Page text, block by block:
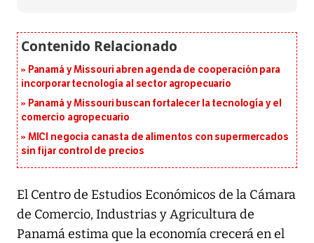
Panamá y Missouri abren agenda de cooperación para
incorporar tecnología al sector agropecuario
Panamá y Missouri buscan fortalecer la tecnología y el
comercio agropecuario
MICI negocia canasta de alimentos con supermercados
sin fijar control de precios
El Centro de Estudios Económicos de la Cámara
de Comercio, Industrias y Agricultura de
Panamá estima que la economía crecerá en el